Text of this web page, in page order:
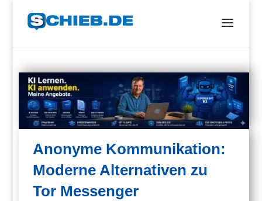
Anonyme Kommunikation:
Moderne Alternativen zu
Tor Messenger